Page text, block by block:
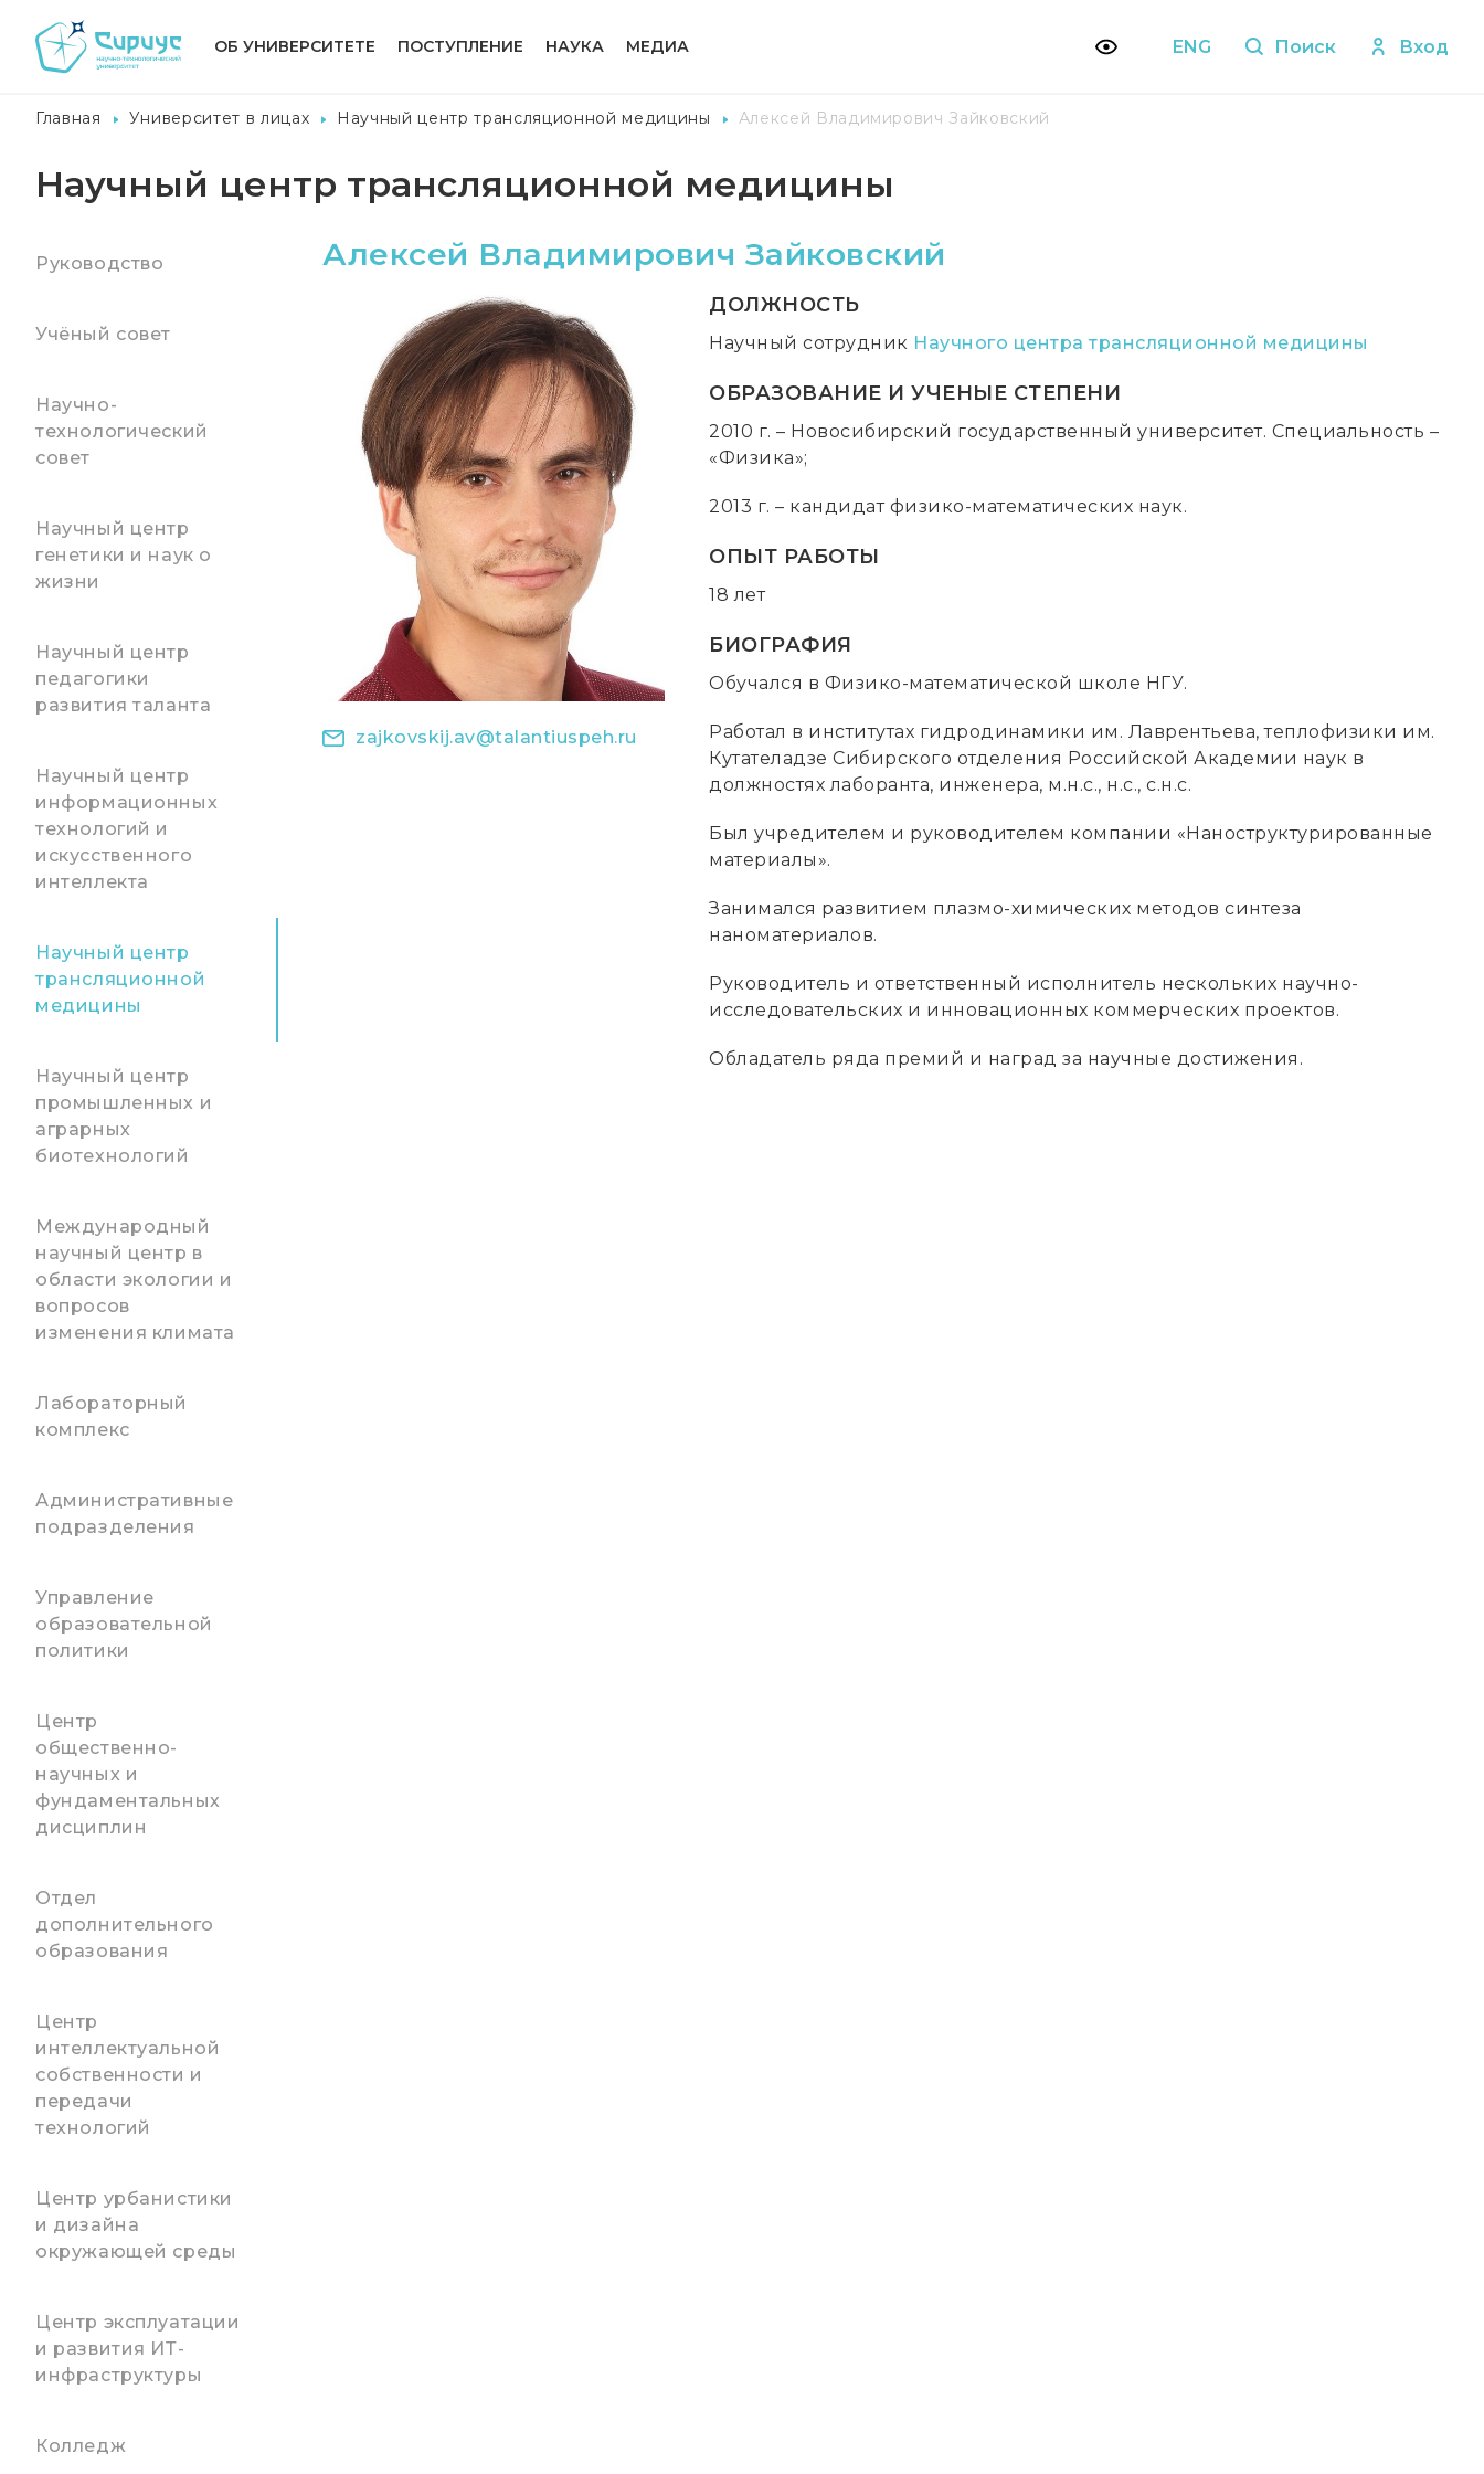
ОБ УНИВЕРСИТЕТЕ ПОСТУПЛЕНИЕ НАУКА МЕДИА ENG Поиск Вход
Главная Университет в лицах Научный центр трансляционной медицины Алексей Владимирович Зайковский
Научный центр трансляционной медицины
Руководство
Учёный совет
Научно-
технологический
совет
Научный центр
генетики и наук о
жизни
Научный центр
педагогики
развития таланта
Научный центр
информационных
технологий и
искусственного
интеллекта
Научный центр
трансляционной
медицины
Научный центр
промышленных и
аграрных
биотехнологий
Международный
научный центр в
области экологии и
вопросов
изменения климата
Лабораторный
комплекс
Административные
подразделения
Управление
образовательной
политики
Центр
общественно-
научных и
фундаментальных
дисциплин
Отдел
дополнительного
образования
Центр
интеллектуальной
собственности и
передачи
технологий
Центр урбанистики
и дизайна
окружающей среды
Центр эксплуатации
и развития ИТ-
инфраструктуры
Колледж
Алексей Владимирович Зайковский
zajkovskij.av@talantiuspeh.ru
ДОЛЖНОСТЬ
Научный сотрудник Научного центра трансляционной медицины
ОБРАЗОВАНИЕ И УЧЕНЫЕ СТЕПЕНИ
2010 г. – Новосибирский государственный университет. Специальность –
«Физика»;
2013 г. – кандидат физико-математических наук.
ОПЫТ РАБОТЫ
18 лет
БИОГРАФИЯ
Обучался в Физико-математической школе НГУ.
Работал в институтах гидродинамики им. Лаврентьева, теплофизики им.
Кутателадзе Сибирского отделения Российской Академии наук в
должностях лаборанта, инженера, м.н.с., н.с., с.н.с.
Был учредителем и руководителем компании «Наноструктурированные
материалы».
Занимался развитием плазмо-химических методов синтеза
наноматериалов.
Руководитель и ответственный исполнитель нескольких научно-
исследовательских и инновационных коммерческих проектов.
Обладатель ряда премий и наград за научные достижения.